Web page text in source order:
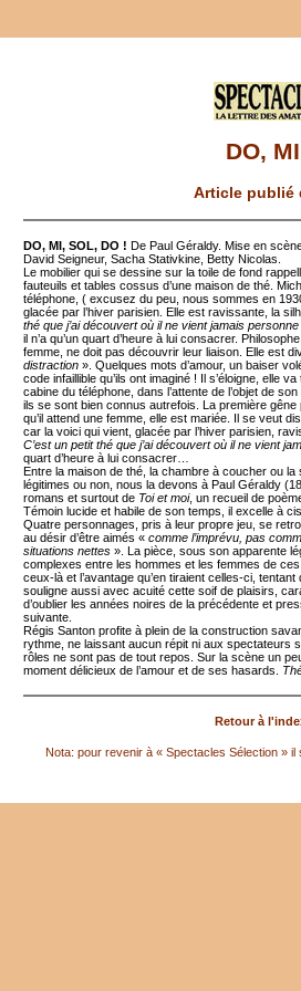
DO,
Article publié
DO, MI, SOL, DO ! De Paul Géraldy. Mise en
David Seigneur, Sacha Stativkine, Betty Nicolas.
Le mobilier qui se dessine sur la toile de fond
fauteuils et tables cossus d’une maison de thé.
téléphone, ( excusez du peu, nous sommes en
glacée par l’hiver parisien. Elle est ravissante, la
thé que j’ai découvert où il ne vient jamais personne
il n’a qu’un quart d’heure à lui consacrer.
femme, ne doit pas découvrir leur liaison. Elle est
distraction ». Quelques mots d’amour, un baiser
code infaillible qu’ils ont imaginé ! Il s’éloigne, elle
cabine du téléphone, dans l’attente de l’objet de
ils se sont bien connus autrefois. La première
qu’il attend une femme, elle est mariée. Il se veut
car la voici qui vient, glacée par l’hiver parisien,
C’est un petit thé que j’ai découvert où il ne vient
quart d’heure à lui consacrer…
Entre la maison de thé, la chambre à coucher ou la
légitimes ou non, nous la devons à Paul Géraldy
romans et surtout de Toi et moi, un recueil de
Témoin lucide et habile de son temps, il excelle à
Quatre personnages, pris à leur propre jeu, se
au désir d’être aimés « comme l’imprévu, pas
situations nettes ». La pièce, sous son apparente
complexes entre les hommes et les femmes de
ceux-là et l’avantage qu’en tiraient celles-ci,
souligne aussi avec acuité cette soif de plaisirs,
d’oublier les années noires de la précédente et
suivante.
Régis Santon profite à plein de la construction
rythme, ne laissant aucun répit ni aux spectateurs
rôles ne sont pas de tout repos. Sur la scène un
moment délicieux de l’amour et de ses hasards.
Retour à
Nota: pour revenir à « Spectacles Sélection »